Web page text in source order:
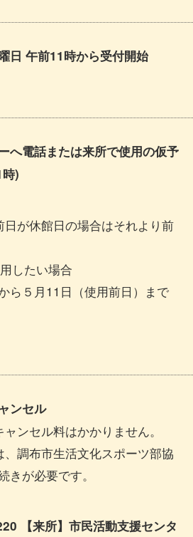
日 午前11時から受付開始
へ電話または来所で使用の仮予
)
が休館日の場合はそれより前
したい場合
ら５月11日（使用前日）まで
ンセル
ンセル料はかかりません。
調布市生活文化スポーツ部協
きが必要です。
【来所】市民活動支援センタ